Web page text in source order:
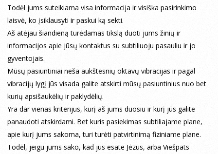
Todėl jums suteikiama visa informacija ir visiška pasirinkimo
laisvė, ko įsiklausyti ir paskui ką sekti.
Aš atėjau šiandieną turėdamas tikslą duoti jums žinių ir
informacijos apie jūsų kontaktus su subtiliuoju pasauliu ir jo
gyventojais.
Mūsų pasiuntiniai neša aukštesnių oktavų vibracijas ir pagal
vibracijų lygį jūs visada galite atskirti mūsų pasiuntinius nuo bet
kurių apsišaukėlių ir paklydėlių.
Yra dar vienas kriterijus, kurį aš jums duosiu ir kurį jūs galite
panaudoti atskirdami. Bet kuris pasiekimas subtiliajame plane,
apie kurį jums sakoma, turi turėti patvirtinimą fiziniame plane.
Todėl, jeigu jums sako, kad jūs esate Jėzus, arba Viešpats